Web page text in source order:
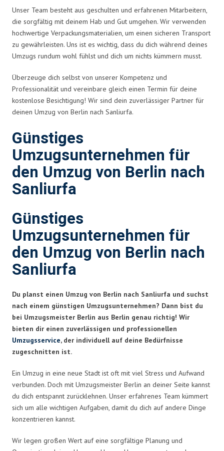
Unser Team besteht aus geschulten und erfahrenen Mitarbeitern,
die sorgfältig mit deinem Hab und Gut umgehen. Wir verwenden
hochwertige Verpackungsmaterialien, um einen sicheren Transport
zu gewährleisten. Uns ist es wichtig, dass du dich während deines
Umzugs rundum wohl fühlst und dich um nichts kümmern musst.
Überzeuge dich selbst von unserer Kompetenz und
Professionalität und vereinbare gleich einen Termin für deine
kostenlose Besichtigung! Wir sind dein zuverlässiger Partner für
deinen Umzug von Berlin nach Sanliurfa.
Günstiges
Umzugsunternehmen für
den Umzug von Berlin nach
Sanliurfa
Günstiges
Umzugsunternehmen für
den Umzug von Berlin nach
Sanliurfa
Du planst einen Umzug von Berlin nach Sanliurfa und suchst
nach einem günstigen Umzugsunternehmen? Dann bist du
bei Umzugsmeister Berlin aus Berlin genau richtig! Wir
bieten dir einen zuverlässigen und professionellen
Umzugsservice, der individuell auf deine Bedürfnisse
zugeschnitten ist.
Ein Umzug in eine neue Stadt ist oft mit viel Stress und Aufwand
verbunden. Doch mit Umzugsmeister Berlin an deiner Seite kannst
du dich entspannt zurücklehnen. Unser erfahrenes Team kümmert
sich um alle wichtigen Aufgaben, damit du dich auf andere Dinge
konzentrieren kannst.
Wir legen großen Wert auf eine sorgfältige Planung und